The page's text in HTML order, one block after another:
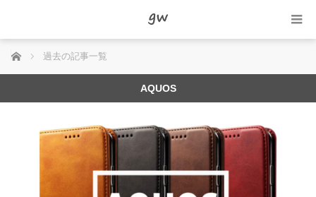
ホーム 過去の記事一覧
AQUOS